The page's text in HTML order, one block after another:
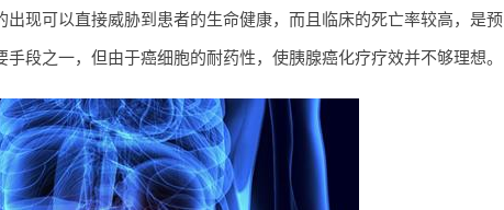
出现可以直接威胁到患者的生命健康，而且临床的死亡率较高，是预
段之一，但由于癌细胞的耐药性，使胰腺癌化疗疗效并不够理想。